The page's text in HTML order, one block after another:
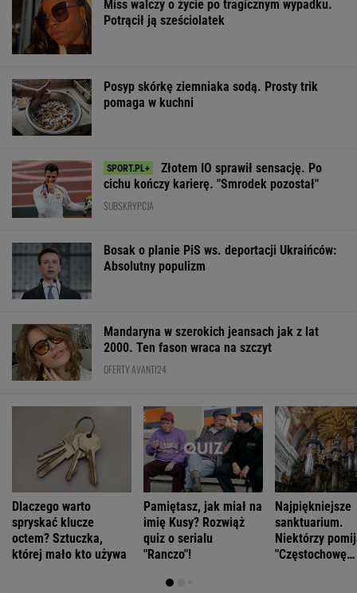
Miss walczy o życie po tragicznym wypadku.
Potrącił ją sześciolatek
Posyp skórkę ziemniaka sodą. Prosty trik
pomaga w kuchni
Złotem IO sprawił sensację. Po
cichu kończy karierę. "Smrodek pozostał"
SUBSKRYPCJA
Bosak o planie PiS ws. deportacji Ukraińców:
Absolutny populizm
Mandaryna w szerokich jeansach jak z lat
2000. Ten fason wraca na szczyt
OFERTY AVANTI24
Dlaczego warto
spryskać klucze
octem? Sztuczka,
której mało kto używa
Pamiętasz, jak miał na
imię Kusy? Rozwiąż
quiz o serialu
"Ranczo"!
Najpiękniejsze
sanktuarium.
Niektórzy
"Częstochowę